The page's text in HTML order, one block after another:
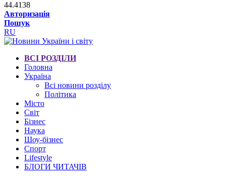
44.4138
Авторизація
Пошук
RU
ВСІ РОЗДІЛИ
Головна
Україна
Всі новини розділу
Політика
Місто
Світ
Бізнес
Наука
Шоу-бізнес
Спорт
Lifestyle
БЛОГИ ЧИТАЧІВ